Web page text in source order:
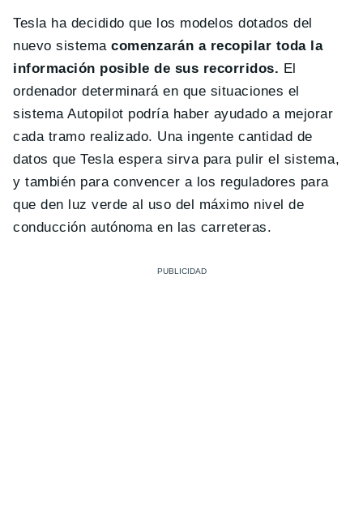
Tesla ha decidido que los modelos dotados del
nuevo sistemacomenzarán a recopilar toda la
información posible de sus recorridos. El
ordenador determinará en que situaciones el
sistema Autopilot podría haber ayudado a mejorar
cada tramo realizado. Una ingente cantidad de
datos que Tesla espera sirva para pulir el sistema,
y también para convencer a los reguladores para
que den luz verde al uso del máximo nivel de
conducción autónoma en las carreteras.